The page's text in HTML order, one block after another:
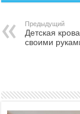
Предыдущий
Детская
своими